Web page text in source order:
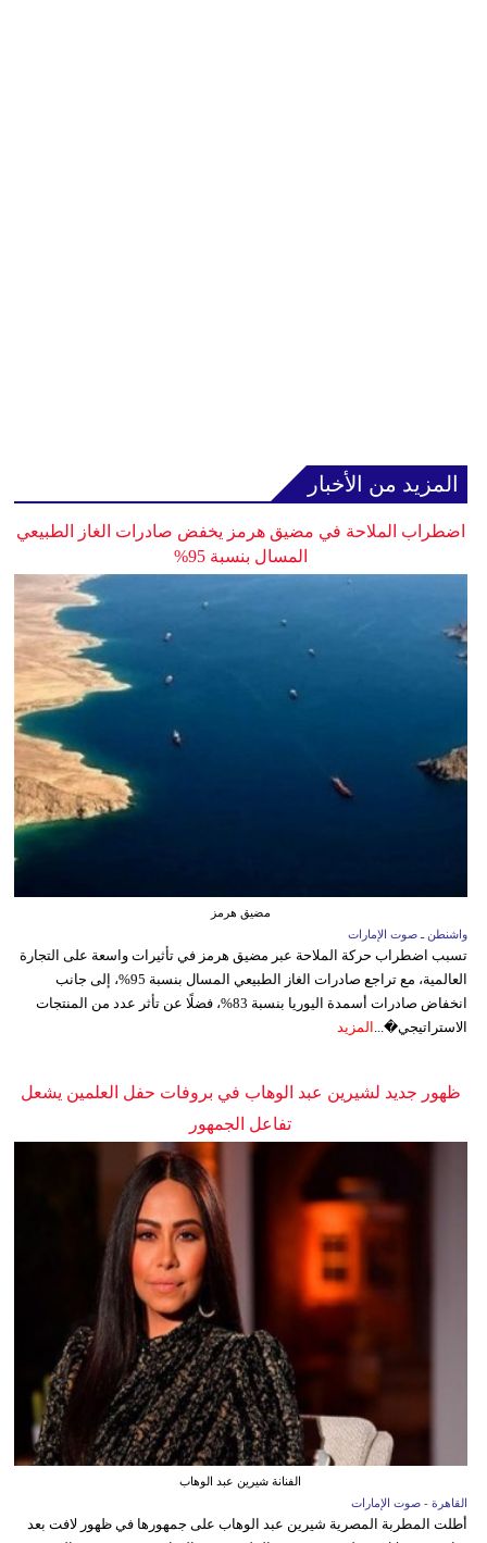
المزيد من الأخبار
اضطراب الملاحة في مضيق هرمز يخفض صادرات الغاز الطبيعي
المسال بنسبة 95%
مضيق هرمز
واشنطن ـ صوت الإمارات
تسبب اضطراب حركة الملاحة عبر مضيق هرمز في تأثيرات واسعة على التجارة
العالمية، مع تراجع صادرات الغاز الطبيعي المسال بنسبة 95%، إلى جانب
انخفاض صادرات أسمدة اليوريا بنسبة 83%، فضلًا عن تأثر عدد من المنتجات
الاستراتيجي�... المزيد
ظهور جديد لشيرين عبد الوهاب في بروفات حفل العلمين يشعل
تفاعل الجمهور
الفنانة شيرين عبد الوهاب
القاهرة - صوت الإمارات
أطلت المطربة المصرية شيرين عبد الوهاب على جمهورها في ظهور لافت بعد